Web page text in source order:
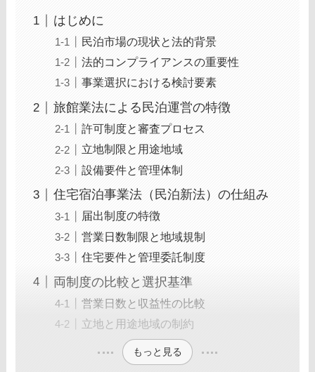
はじめに
民泊市場の現状と法的背景
法的コンプライアンスの重要性
事業選択における検討要素
旅館業法による民泊運営の特徴
許可制度と審査プロセス
立地制限と用途地域
設備要件と管理体制
住宅宿泊事業法（民泊新法）の仕組み
届出制度の特徴
営業日数制限と地域規制
住宅要件と管理委託制度
両制度の比較と選択基準
営業日数と収益性の比較
立地と用途地域の制約
もっと見る